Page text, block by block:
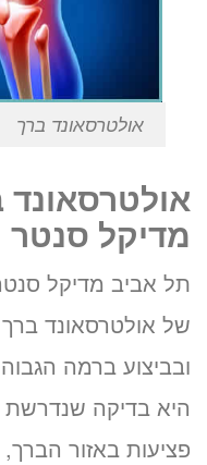
אולטרסאונד ברך
מדיקל סנטר
תל אביב מדיקל
של אולטרסאונד
ובביצוע ברמה
היא בדיקה
פציעות באזור